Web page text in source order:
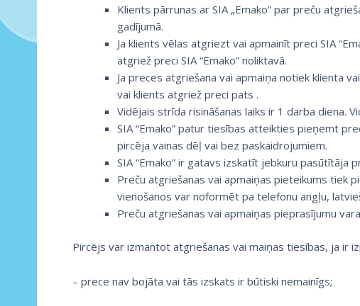
Klients pārrunas ar SIA „Emako” par preču
gadījumā.
Ja klients vēlas atgriezt vai apmainīt preci SIA
atgriež preci SIA “Emako” noliktavā.
Ja preces atgriešana vai apmaiņa notiek klienta
vai klients atgriež preci pats .
Vidējais strīda risināšanas laiks ir 1 darba diena.
SIA “Emako” patur tiesības atteikties pieņemt
pircēja vainas dēļ vai bez paskaidrojumiem.
SIA “Emako” ir gatavs izskatīt jebkuru pasūtītāja
Preču atgriešanas vai apmaiņas pieteikums tiek
vienošanos var noformēt pa telefonu angļu,
Preču atgriešanas vai apmaiņas pieprasījumu
Pircējs var izmantot atgriešanas vai maiņas tiesības, ja ir
– prece nav bojāta vai tās izskats ir būtiski nemainīgs;